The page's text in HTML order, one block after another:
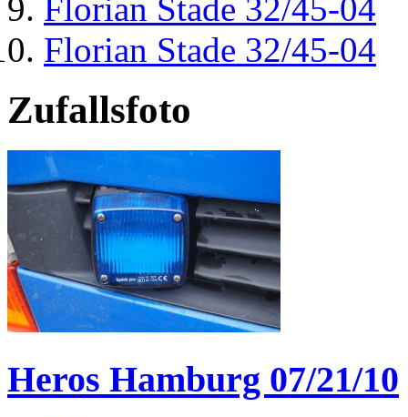
Florian Stade 32/45-04
Florian Stade 32/45-04
Zufallsfoto
Heros Hamburg 07/21/10